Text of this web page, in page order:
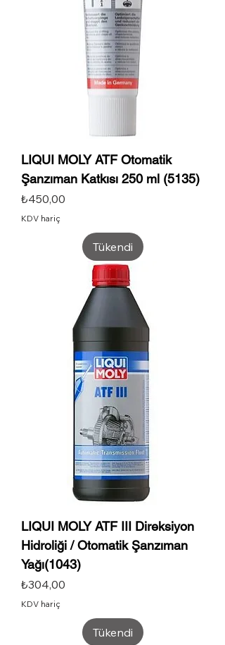
LIQUI MOLY ATF Otomatik
Şanzıman Katkısı 250 ml (5135)
Fiyat
₺450,00
KDV hariç
Tükendi
LIQUI MOLY ATF III Direksiyon
Hidroliği / Otomatik Şanzıman
Yağı(1043)
Fiyat
₺304,00
KDV hariç
Tükendi